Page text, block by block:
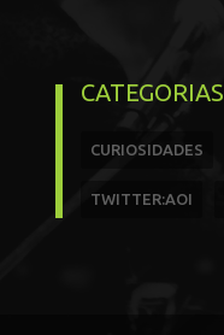
CATEGORIAS
CURIOSIDADES
TWITTER:AOI